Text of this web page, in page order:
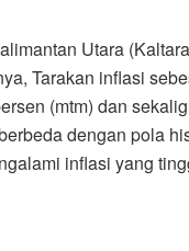
Utara
Tarakan inflasi
(mtm) dan
dengan pola
inflasi yang